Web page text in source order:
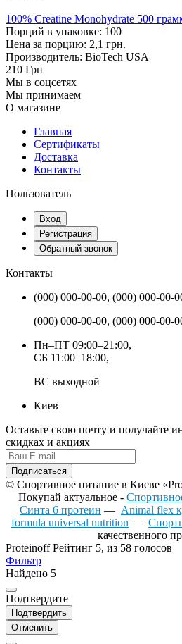
100% Creatine Monohydrate 500
Порций в упаковке: 100
Цена за порцию: 2,1 грн.
Производитель: BioTech USA
210 Грн
Мы в соцсетях
Мы принимаем
О магазине
Главная
Сертификаты
Доставка
Контакты
Пользователь
Вход
Регистрация
Обратный звонок
Контакты
(000) 000-00-00, (000) 000-00-
(000) 000-00-00, (000) 000-00-
Пн–ПТ 09:00–21:00,
СБ 11:00–18:00,
ВС выходной
Киев
Оставьте свою почту и получайте
скидках и акциях
Подписаться
© Спортивное питание в Киеве
Покупай актуальное -
Синта 6 протеин — Animal flex
formula universal nutrition —
качественного
ProteinoffРейтинг 5, из 58 голосов
Фильтр
Найдено 5
Подтвердите
Подтвердить
Отменить